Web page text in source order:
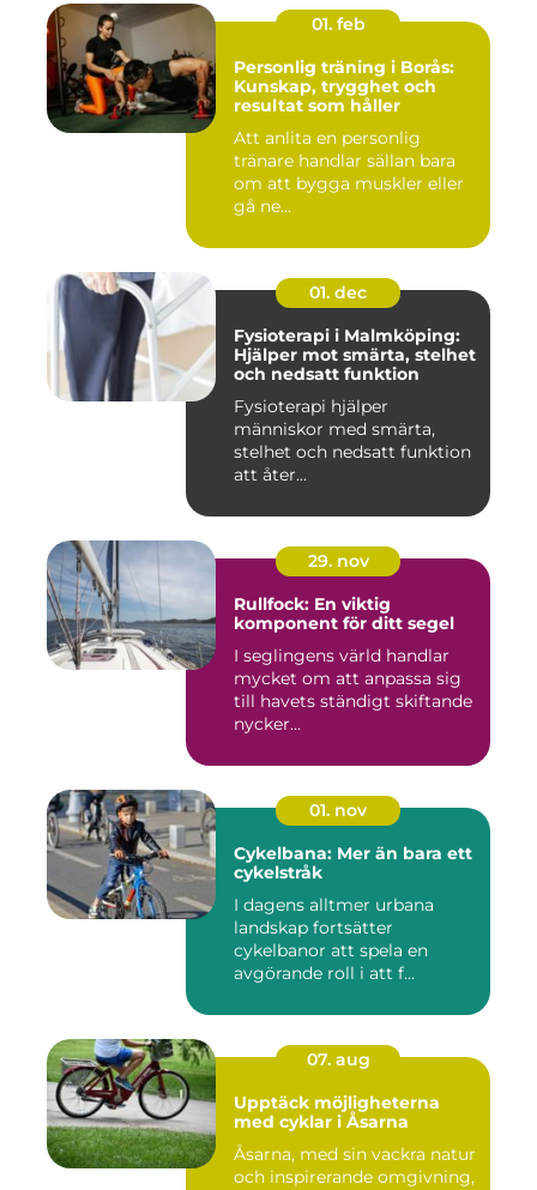
01. feb
Personlig träning i Borås:
Kunskap, trygghet och
resultat som håller
Att anlita en personlig
tränare handlar sällan bara
om att bygga muskler eller
gå ne...
01. dec
Fysioterapi i Malmköping:
Hjälper mot smärta, stelhet
och nedsatt funktion
Fysioterapi hjälper
människor med smärta,
stelhet och nedsatt funktion
att åter...
29. nov
Rullfock: En viktig
komponent för ditt segel
I seglingens värld handlar
mycket om att anpassa sig
till havets ständigt skiftande
nycker...
01. nov
Cykelbana: Mer än bara ett
cykelstråk
I dagens alltmer urbana
landskap fortsätter
cykelbanor att spela en
avgörande roll i att f...
07. aug
Upptäck möjligheterna
med cyklar i Åsarna
Åsarna, med sin vackra natur
och inspirerande omgivning,